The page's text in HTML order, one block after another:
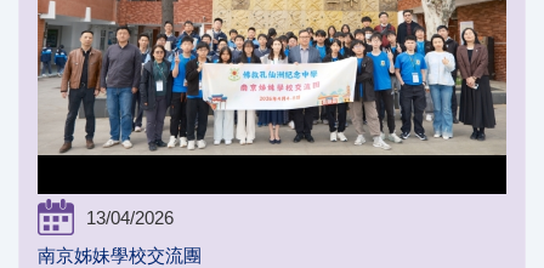
13/04/2026
南京姊妹學校交流團